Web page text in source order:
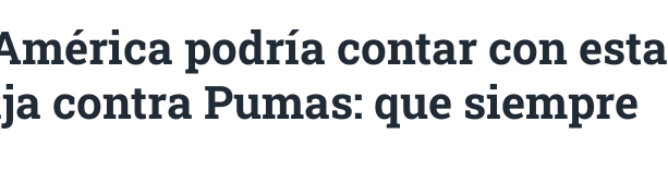
podría contar con esta
contra Pumas: que siempre